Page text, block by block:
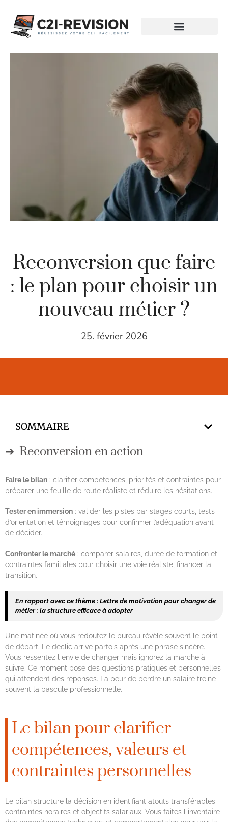
Reconversion que faire
: le plan pour choisir un
nouveau métier ?
25. février 2026
SOMMAIRE
Reconversion en action
Faire le bilan : clarifier compétences, priorités et contraintes pour
préparer une feuille de route réaliste et réduire les hésitations.
Tester en immersion : valider les pistes par stages courts, tests
d’orientation et témoignages pour confirmer l’adéquation avant
de décider.
Confronter le marché : comparer salaires, durée de formation et
contraintes familiales pour choisir une voie réaliste, financer la
transition.
En rapport avec ce thème : Lettre de motivation pour changer de
métier : la structure efficace à adopter
Une matinée où vous redoutez le bureau révèle souvent le point
de départ. Le déclic arrive parfois après une phrase sincère.
Vous ressentez l envie de changer mais ignorez la marche à
suivre. Ce moment pose des questions pratiques et personnelles
qui attendent des réponses. La peur de perdre un salaire freine
souvent la bascule professionnelle.
Le bilan pour clarifier
compétences, valeurs et
contraintes personnelles
Le bilan structure la décision en identifiant atouts transférables
contraintes horaires et objectifs salariaux. Vous faites l inventaire